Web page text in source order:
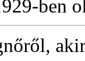
ben